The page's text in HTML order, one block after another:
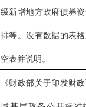
级新增地方政府债券
排等。没有数据的表
空表并说明。
《财政部关于印发财